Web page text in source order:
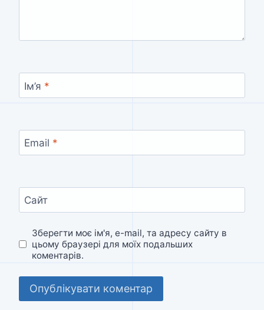
Ім’я *
Email *
Сайт
Зберегти моє ім'я, e-mail, та адресу сайту в
цьому браузері для моїх подальших
коментарів.